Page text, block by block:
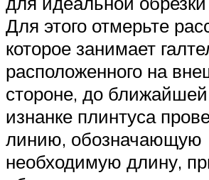
Для этого отмерьте
которое занимает
расположенного на
стороне, до
изнанке плинтуса
линию, обозначающую
необходимую длину,